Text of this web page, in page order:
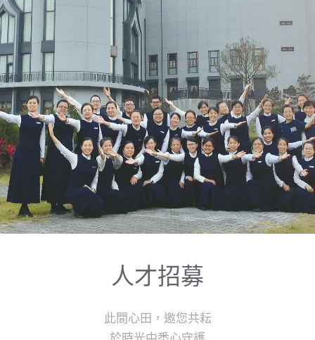
人才招募
此間心田，邀您共耘